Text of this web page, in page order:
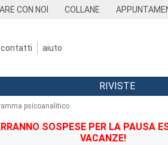
CON NOI COLLANE
contatti aiuto
RIVISTE
psicoanalitico.
SOSPESE PER LA PAUSA
VACANZE!